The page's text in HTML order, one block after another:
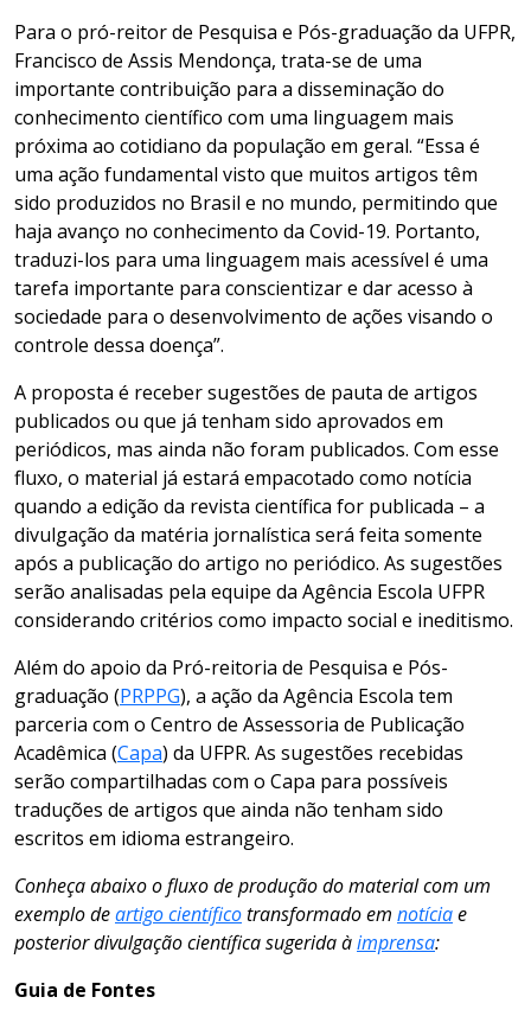
Para o pró-reitor de Pesquisa e Pós-graduação da UFPR,
Francisco de Assis Mendonça, trata-se de uma
importante contribuição para a disseminação do
conhecimento científico com uma linguagem mais
próxima ao cotidiano da população em geral. “Essa é
uma ação fundamental visto que muitos artigos têm
sido produzidos no Brasil e no mundo, permitindo que
haja avanço no conhecimento da Covid-19. Portanto,
traduzi-los para uma linguagem mais acessível é uma
tarefa importante para conscientizar e dar acesso à
sociedade para o desenvolvimento de ações visando o
controle dessa doença”.
A proposta é receber sugestões de pauta de artigos
publicados ou que já tenham sido aprovados em
periódicos, mas ainda não foram publicados. Com esse
fluxo, o material já estará empacotado como notícia
quando a edição da revista científica for publicada – a
divulgação da matéria jornalística será feita somente
após a publicação do artigo no periódico. As sugestões
serão analisadas pela equipe da Agência Escola UFPR
considerando critérios como impacto social e ineditismo.
Além do apoio da Pró-reitoria de Pesquisa e Pós-
graduação (PRPPG), a ação da Agência Escola tem
parceria com o Centro de Assessoria de Publicação
Acadêmica (Capa) da UFPR. As sugestões recebidas
serão compartilhadas com o Capa para possíveis
traduções de artigos que ainda não tenham sido
escritos em idioma estrangeiro.
Conheça abaixo o fluxo de produção do material com um
exemplo deartigo científicotransformado em notíciae
posterior divulgação científica sugerida àimprensa:
Guia de Fontes